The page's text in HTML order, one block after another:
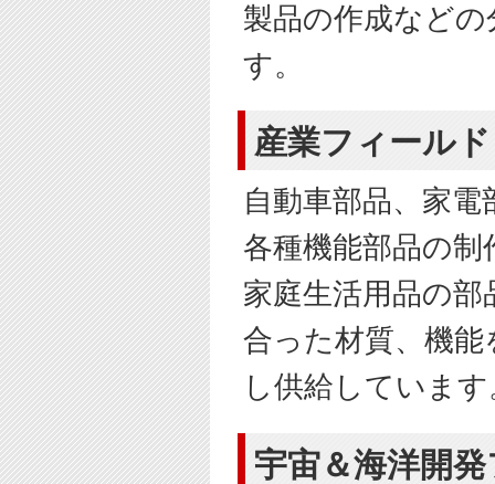
製品の作成など
す。
産業フィール
自動車部品、家
各種機能部品の
家庭生活用品の
合った材質、機
し供給しています
宇宙＆海洋開